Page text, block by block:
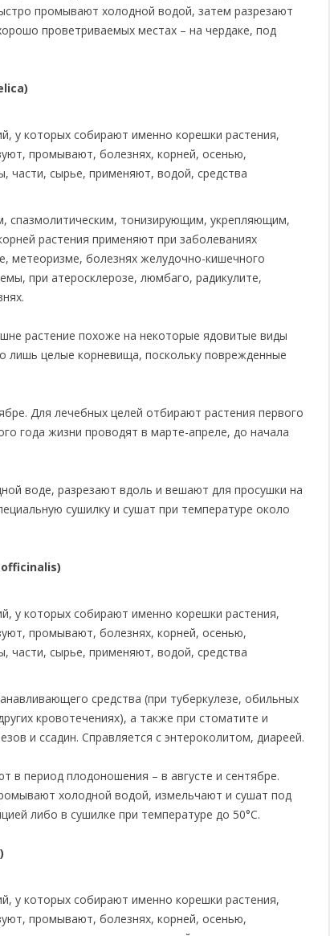
промывают холодной водой, затем разрезают
проветриваемых местах – на чердаке, под
спазмолитическим, тонизирующим, укрепляющим,
растения применяют при заболеваниях
метеоризме, болезнях желудочно-кишечного
при атеросклерозе, люмбаго, радикулите,
растение похоже на некоторые ядовитые виды
лишь целые корневища, поскольку поврежденные
Для лечебных целей отбирают растения первого
года жизни проводят в марте-апреле, до начала
воде, разрезают вдоль и вешают для просушки на
сушилку и сушат при температуре около
средства (при туберкулезе, обильных
кровотечениях), а также при стоматите и
и ссадин. Справляется с энтероколитом, диареей.
в период плодоношения – в августе и сентябре.
холодной водой, измельчают и сушат под
либо в сушилке при температуре до 50°С.